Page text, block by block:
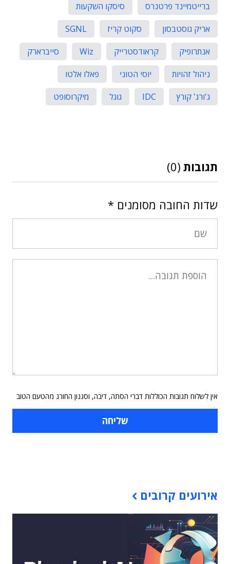
ברייטמיינד פרטנרס
סיסקו השקעות
אריק גוסטבסון
סקוט קריז
SGNL
אנתרופיק
קראודסטרייק Wiz
סייברארק
ניהול זהויות
יוסי הטוני
פאלו אלטו
ג'ורג' קורץ
IDC גוגל מיקרוסופט
תגובות (0)
שדות החובה מסומנים *
אין לשלוח תגובות הכוללות דברי הסתה, דיבה, וסגנון החורג מהטעם הטוב
אירועים קרובים